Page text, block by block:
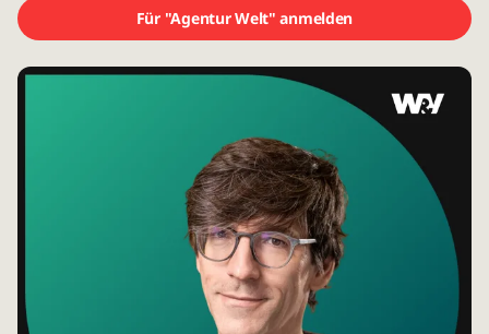
Für "Agentur Welt" anmelden